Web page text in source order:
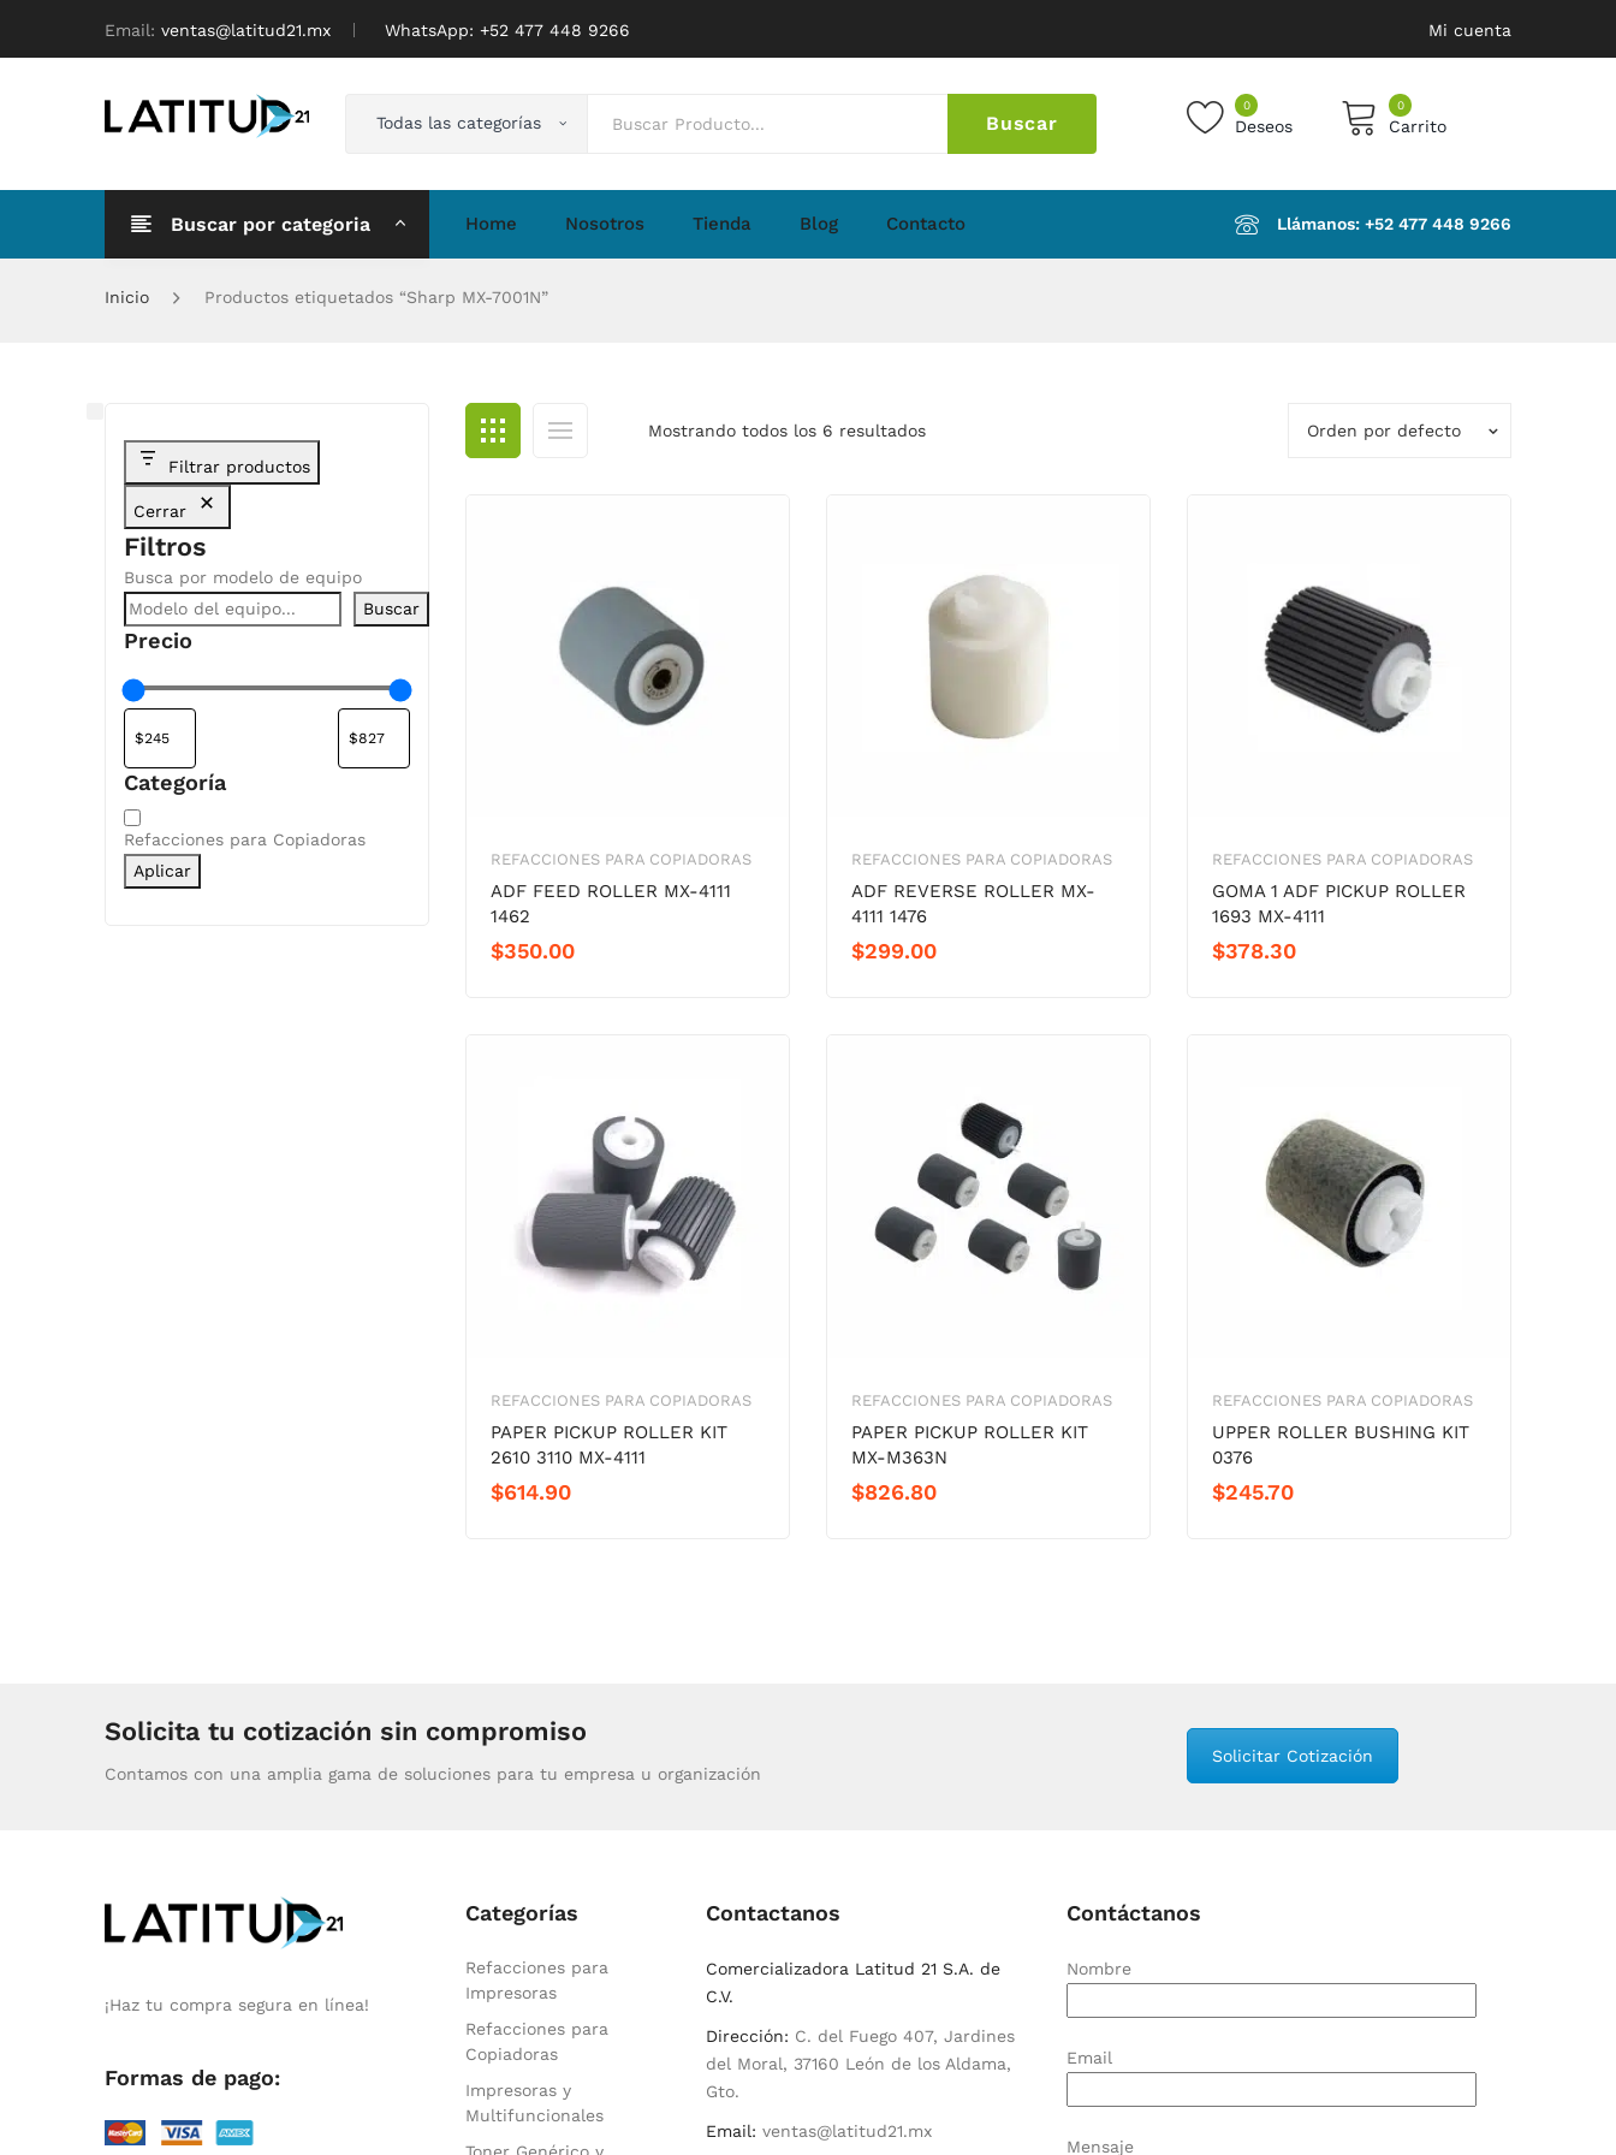
Email: ventas@latitud21.mx WhatsApp: ‪+52 477 448 9266 Mi cuenta
Todas las categorías Buscar
0
Deseos
0
Carrito
No products in the cart.
Buscar por categoria Home Nosotros Tienda Blog Contacto Llámanos: ‪+52 477 448 9266‬
Inicio Productos etiquetados “Sharp MX-7001N”
Mostrando todos los 6 resultados Orden por defecto
REFACCIONES PARA COPIADORAS
ADF FEED ROLLER MX-4111
1462
$350.00
REFACCIONES PARA COPIADORAS
ADF REVERSE ROLLER MX-
4111 1476
$299.00
REFACCIONES PARA COPIADORAS
GOMA 1 ADF PICKUP ROLLER
1693 MX-4111
$378.30
REFACCIONES PARA COPIADORAS
PAPER PICKUP ROLLER KIT
2610 3110 MX-4111
$614.90
REFACCIONES PARA COPIADORAS
PAPER PICKUP ROLLER KIT
MX-M363N
$826.80
REFACCIONES PARA COPIADORAS
UPPER ROLLER BUSHING KIT
0376
$245.70
Filtrar productos
Cerrar
Filtros
Busca por modelo de equipo
Buscar
Precio
Categoría
Categoría
Refacciones para Copiadoras
Aplicar
Solicita tu cotización sin compromiso
Contamos con una amplia gama de soluciones para tu empresa u organización
Solicitar Cotización
¡Haz tu compra segura en línea!
Formas de pago:
Categorías
Refacciones para
Impresoras
Refacciones para
Copiadoras
Impresoras y
Multifuncionales
Contactanos
Comercializadora Latitud 21 S.A. de
C.V.
Dirección: C. del Fuego 407, Jardines
del Moral, 37160 León de los Aldama,
Gto.
Email: ventas@latitud21.mx
Contáctanos
Nombre
Email
Mensaje